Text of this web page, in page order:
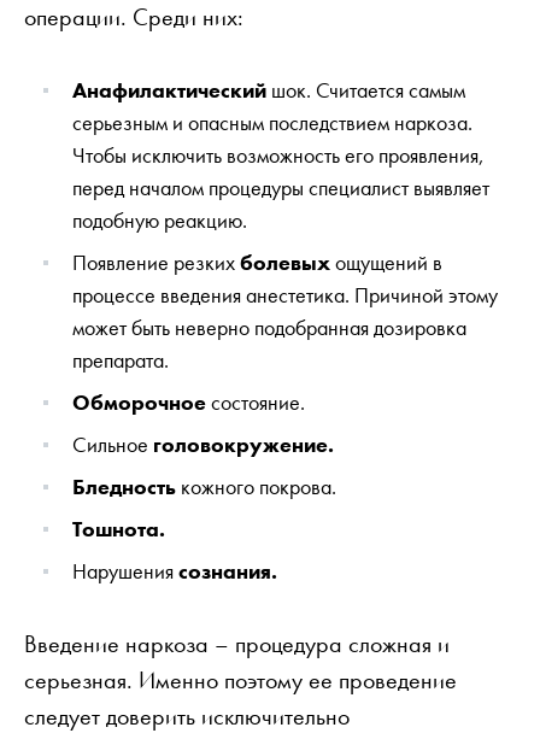
операции. Среди них:
Анафилактический шок. Считается самым
серьезным и опасным последствием наркоза.
Чтобы исключить возможность его проявления,
перед началом процедуры специалист выявляет
подобную реакцию.
Появление резкихболевыхощущений в
процессе введения анестетика. Причиной этому
может быть неверно подобранная дозировка
препарата.
Обморочноесостояние.
Сильное головокружение.
Бледность кожного покрова.
Тошнота.
Нарушениясознания.
Введение наркоза – процедура сложная и
серьезная. Именно поэтому ее проведение
следует доверить исключительно